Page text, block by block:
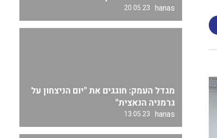
hanas
20.05.23
מגדל העמק: חוגגים את "יום הניצחון על
גרמניה הנאצית"
hanas
13.05.23